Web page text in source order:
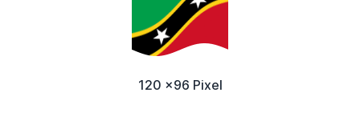
120 x96 Pixel